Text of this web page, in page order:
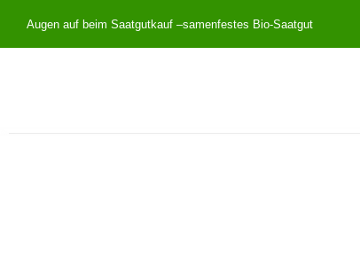
Augen auf beim Saatgutkauf –samenfestes Bio-Saatgut